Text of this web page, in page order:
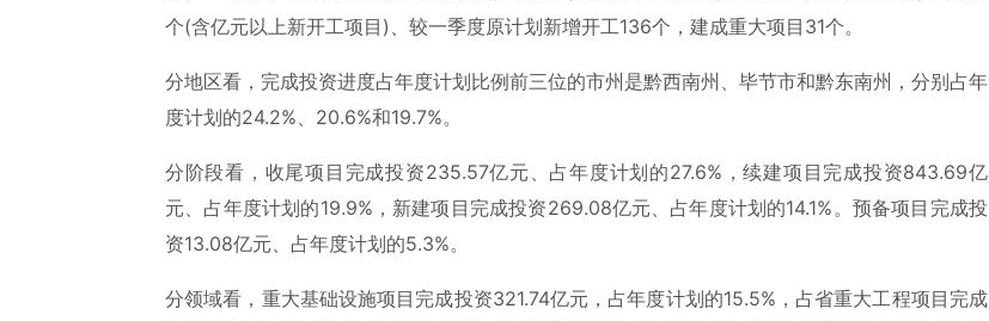
个(含亿元以上新开工项目)、较一季度原计划新增开工136个，建成重大项目31个。
分地区看，完成投资进度占年度计划比例前三位的市州是黔西南州、毕节市和黔东南州，分别占年
度计划的24.2%、20.6%和19.7%。
分阶段看，收尾项目完成投资235.57亿元、占年度计划的27.6%，续建项目完成投资843.69亿
元、占年度计划的19.9%，新建项目完成投资269.08亿元、占年度计划的14.1%。预备项目完成投
资13.08亿元、占年度计划的5.3%。
分领域看，重大基础设施项目完成投资321.74亿元，占年度计划的15.5%，占省重大工程项目完成